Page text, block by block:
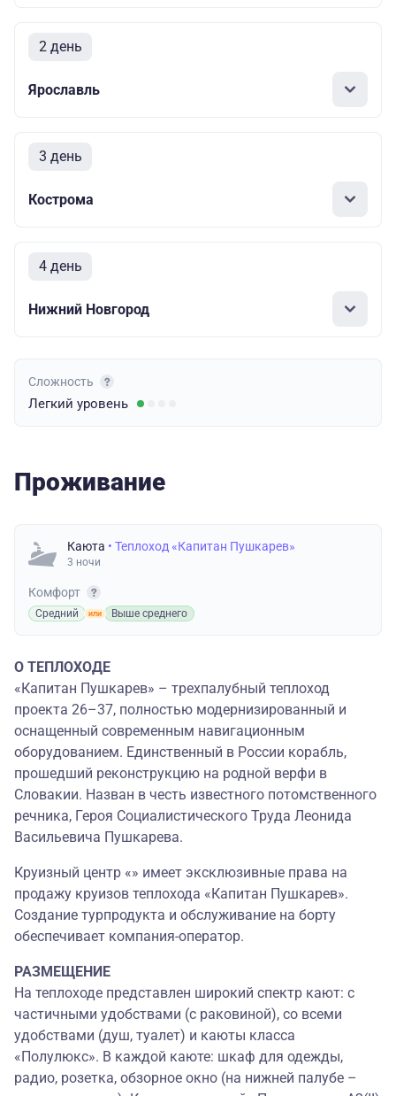
2 день
Ярославль
3 день
Кострома
4 день
Нижний Новгород
Сложность
Легкий уровень
Проживание
Каюта • Теплоход «Капитан Пушкарев»
3 ночи
Комфорт
Средний Выше среднего
О ТЕПЛОХОДЕ
«Капитан Пушкарев» – трехпалубный теплоход
проекта 26–37, полностью модернизированный и
оснащенный современным навигационным
оборудованием. Единственный в России корабль,
прошедший реконструкцию на родной верфи в
Словакии. Назван в честь известного потомственного
речника, Героя Социалистического Труда Леонида
Васильевича Пушкарева.
Круизный центр «» имеет эксклюзивные права на
продажу круизов теплохода «Капитан Пушкарев».
Создание турпродукта и обслуживание на борту
обеспечивает компания-оператор.
РАЗМЕЩЕНИЕ
На теплоходе представлен широкий спектр кают: с
частичными удобствами (с раковиной), со всеми
удобствами (душ, туалет) и каюты класса
«Полулюкс». В каждой каюте: шкаф для одежды,
радио, розетка, обзорное окно (на нижней палубе –